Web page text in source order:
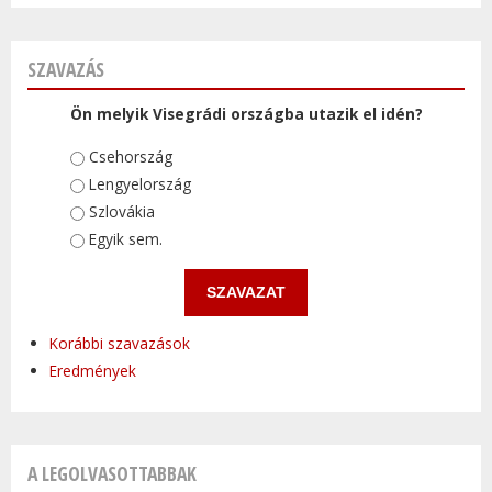
SZAVAZÁS
Ön melyik Visegrádi országba utazik el idén?
Választások
Csehország
Lengyelország
Szlovákia
Egyik sem.
Korábbi szavazások
Eredmények
A LEGOLVASOTTABBAK